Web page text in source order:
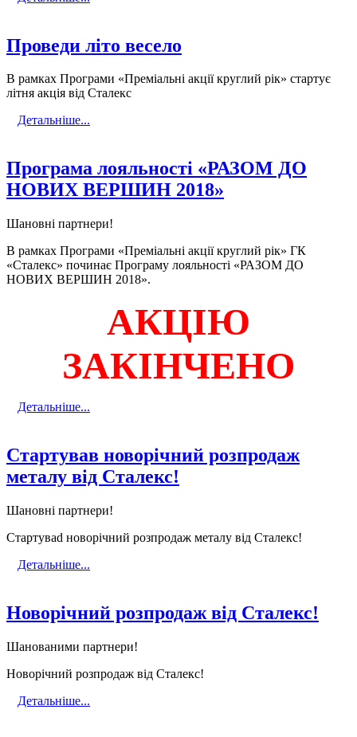
Проведи літо весело
В рамках Програми «Преміальні акції круглий рік» стартує
літня акція від Сталекс
Детальніше...
Програма лояльності «РАЗОМ ДО
НОВИХ ВЕРШИН 2018»
Шановні партнери!
В рамках Програми «Преміальні акції круглий рік» ГК
«Сталекс» починає Програму лояльності «РАЗОМ ДО
НОВИХ ВЕРШИН 2018».
АКЦІЮ
ЗАКІНЧЕНО
Детальніше...
Стартував новорічний розпродаж
металу від Сталекс!
Шановні партнери!
Стартуваd новорічний розпродаж металу від Сталекс!
Детальніше...
Новорічний розпродаж від Сталекс!
Шанованими партнери!
Новорічний розпродаж від Сталекс!
Детальніше...